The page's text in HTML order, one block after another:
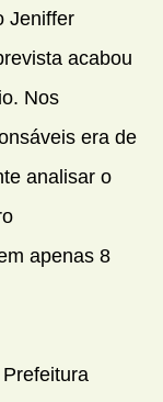
Jeniffer
acabou
Nos
era de
analisar o
apenas 8